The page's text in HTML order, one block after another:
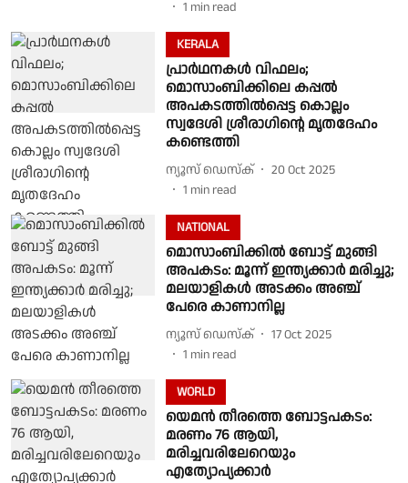
1 min read
KERALA
പ്രാർഥനകൾ വിഫലം;
മൊസാംബിക്കിലെ കപ്പൽ
അപകടത്തിൽപ്പെട്ട കൊല്ലം
സ്വദേശി ശ്രീരാഗിൻ്റെ മൃതദേഹം
കണ്ടെത്തി
ന്യൂസ് ഡെസ്ക്
20 Oct 2025
1 min read
NATIONAL
മൊസാംബിക്കില്‍ ബോട്ട് മുങ്ങി
അപകടം: മൂന്ന് ഇന്ത്യക്കാര്‍ മരിച്ചു;
മലയാളികള്‍ അടക്കം അഞ്ച്
പേരെ കാണാനില്ല
ന്യൂസ് ഡെസ്ക്
17 Oct 2025
1 min read
WORLD
യെമൻ തീരത്തെ ബോട്ടപകടം:
മരണം 76 ആയി,
മരിച്ചവരിലേറെയും
എത്യോപ്യക്കാർ